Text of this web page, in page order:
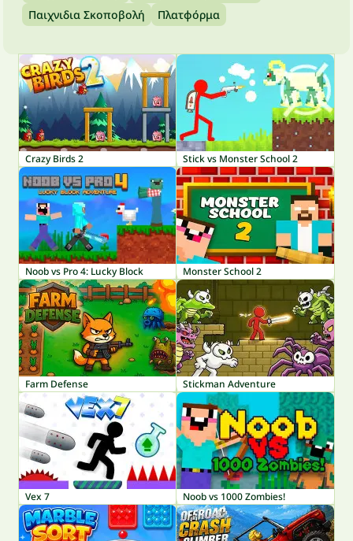
Παιχνιδια Σκοποβολή
Πλατφόρμα
Crazy Birds 2 Stick vs Monster School 2
Noob vs Pro 4: Lucky Block Monster School 2
Farm Defense Stickman Adventure
Vex 7 Noob vs 1000 Zombies!